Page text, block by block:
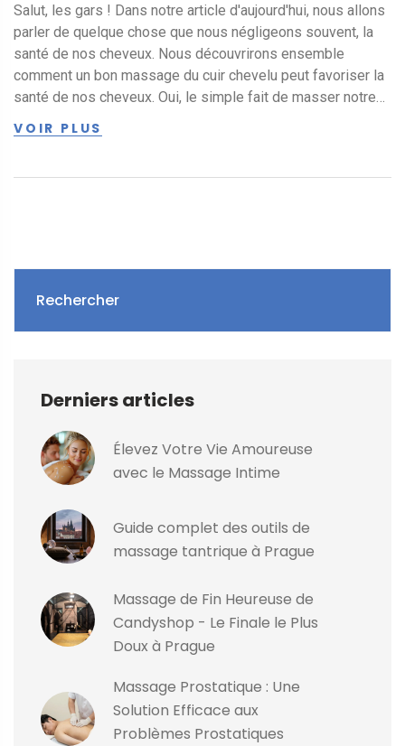
Salut, les gars ! Dans notre article d'aujourd'hui, nous allons
parler de quelque chose que nous négligeons souvent, la
santé de nos cheveux. Nous découvrirons ensemble
comment un bon massage du cuir chevelu peut favoriser la
santé de nos cheveux. Oui, le simple fait de masser notre
circulation sanguine, améliorant ainsi la santé globale de
pour découvrir comment maintenir nos cheveux en bonne
VOIR PLUS
Rechercher
Derniers articles
Élevez Votre Vie Amoureuse
avec le Massage Intime
Guide complet des outils de
massage tantrique à Prague
Massage de Fin Heureuse de
Candyshop - Le Finale le Plus
Doux à Prague
Massage Prostatique : Une
Solution Efficace aux
Problèmes Prostatiques